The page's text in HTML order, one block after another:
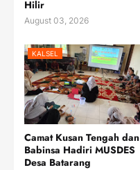
Hilir
August 03, 2026
KALSEL
Camat Kusan Tengah dan
Babinsa Hadiri MUSDES
Desa Batarang